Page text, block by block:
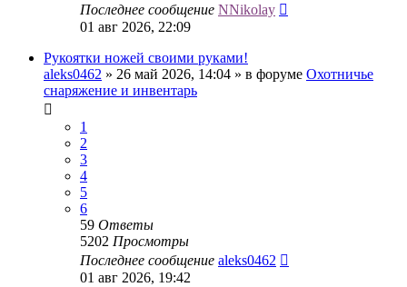
Последнее сообщение NNikolay
01 авг 2026, 22:09
Рукоятки ножей своими руками!
aleks0462 » 26 май 2026, 14:04 » в форуме Охотничье
снаряжение и инвентарь
1
2
3
4
5
6
59 Ответы
5202 Просмотры
Последнее сообщение aleks0462
01 авг 2026, 19:42